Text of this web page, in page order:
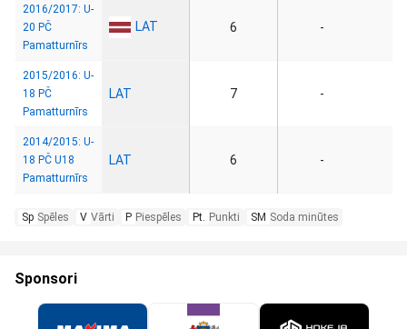
2016/2017: U-
20 PČ
Pamatturnīrs
LAT 6 -
2015/2016: U-
18 PČ
Pamatturnīrs
LAT 7 -
2014/2015: U-
18 PČ U18
Pamatturnīrs
LAT 6 -
Sp Spēles V Vārti P Piespēles Pt. Punkti SM Soda minūtes
Sponsori